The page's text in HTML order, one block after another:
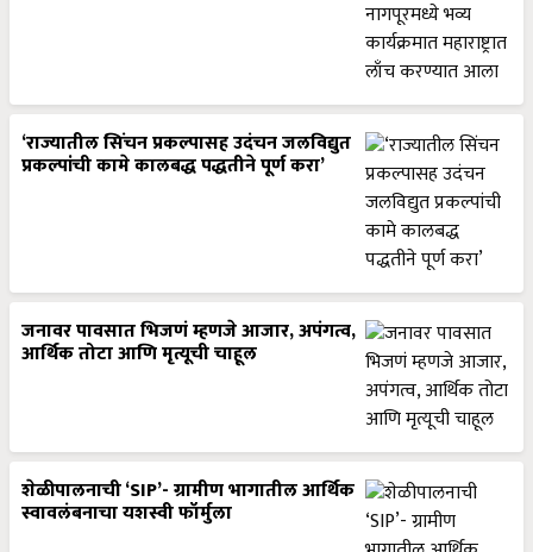
‘राज्यातील सिंचन प्रकल्पासह उदंचन जलविद्युत
प्रकल्पांची कामे कालबद्ध पद्धतीने पूर्ण करा’
जनावर पावसात भिजणं म्हणजे आजार, अपंगत्व,
आर्थिक तोटा आणि मृत्यूची चाहूल
शेळीपालनाची ‘SIP’- ग्रामीण भागातील आर्थिक
स्वावलंबनाचा यशस्वी फॉर्मुला